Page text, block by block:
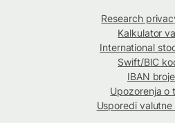
Research
Kalkulator
International
Swift/BIC
IBAN
Upozorenja o
Usporedi